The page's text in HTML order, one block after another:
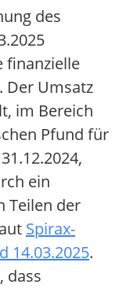
des
finanzielle
Der Umsatz
im Bereich
Pfund für
ein
Teilen der
Spirax-
14.03.2025.
dass